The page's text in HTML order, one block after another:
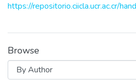
https://repositorio.ciicla.ucr.ac.cr/
Browse